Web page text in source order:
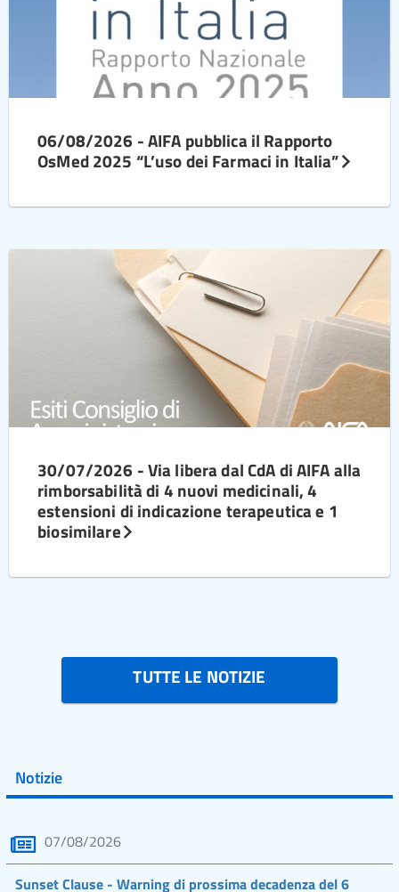
06/08/2026 - AIFA pubblica il Rapporto
OsMed 2025 “L’uso dei Farmaci in Italia”
30/07/2026 - Via libera dal CdA di AIFA alla
rimborsabilità di 4 nuovi medicinali, 4
estensioni di indicazione terapeutica e 1
biosimilare
TUTTE LE NOTIZIE
Notizie
07/08/2026
Sunset Clause - Warning di prossima decadenza del 6